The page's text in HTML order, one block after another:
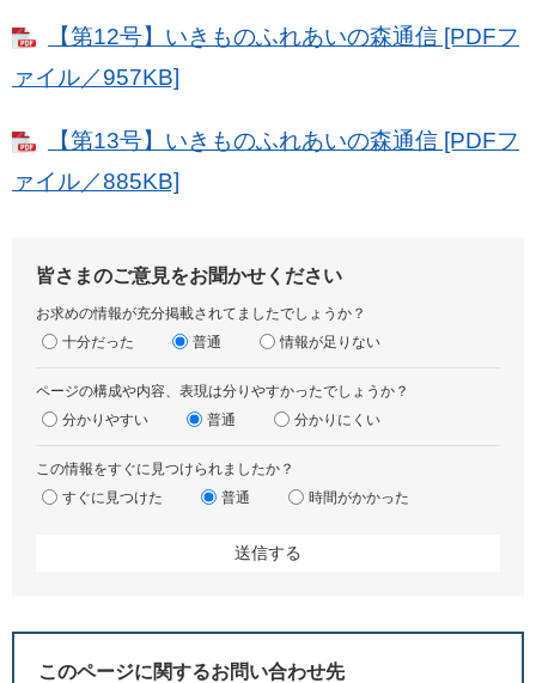
【第12号】いきものふれあいの森通信 [PDFフ
ァイル／957KB]
【第13号】いきものふれあいの森通信 [PDFフ
ァイル／885KB]
皆さまのご意見をお聞かせください
お求めの情報が充分掲載されてましたでしょうか？
十分だった
普通 情報が足りない
ページの構成や内容、表現は分りやすかったでしょうか？
分かりやすい
普通 分かりにくい
この情報をすぐに見つけられましたか？
すぐに見つけた
普通 時間がかかった
このページに関するお問い合わせ先